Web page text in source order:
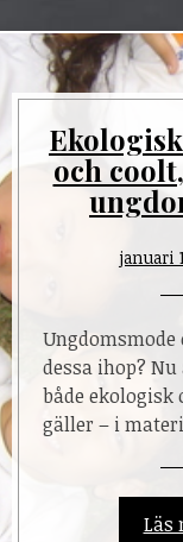
och
januari
dessa ihop?
både ekologisk
gäller – i
Läs